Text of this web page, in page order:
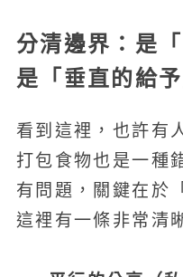
分清邊界：是
是「垂直的給
看到這裡，也許有
打包食物也是一種
有問題，關鍵在於
這裡有一條非常清